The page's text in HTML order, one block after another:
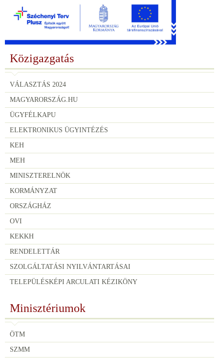
Közigazgatás
VÁLASZTÁS 2024
MAGYARORSZÁG.HU
ÜGYFÉLKAPU
ELEKTRONIKUS ÜGYINTÉZÉS
KEH
MEH
MINISZTERELNÖK
KORMÁNYZAT
ORSZÁGHÁZ
OVI
KEKKH
RENDELETTÁR
SZOLGÁLTATÁSI NYILVÁNTARTÁSAI
TELEPÜLÉSKÉPI ARCULATI KÉZIKÖNY
Minisztériumok
ÖTM
SZMM